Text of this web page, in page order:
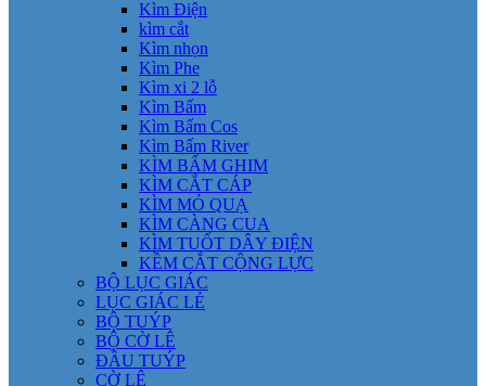
Kìm Điện
kìm cắt
Kìm nhọn
Kìm Phe
Kìm xi 2 lỗ
Kìm Bấm
Kìm Bấm Cos
Kìm Bấm River
KÌM BẤM GHIM
KÌM CẮT CÁP
KÌM MỎ QUẠ
KÌM CÀNG CUA
KÌM TUỐT DÂY ĐIỆN
KỀM CẮT CỘNG LỰC
BỘ LỤC GIÁC
LỤC GIÁC LẺ
BỘ TUÝP
BỘ CỜ LÊ
ĐẦU TUÝP
CỜ LÊ